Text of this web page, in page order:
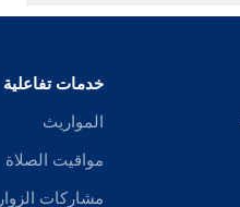
خدمات تفاعلية
المواريث
مواقيت الصلاة
مشاركات الزوار